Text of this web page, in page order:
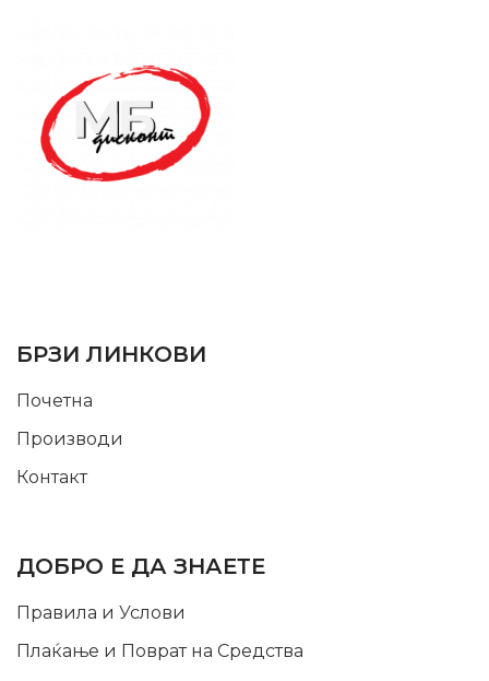
БРЗИ ЛИНКОВИ
Почетна
Производи
Контакт
ДОБРО Е ДА ЗНАЕТЕ
Правила и Услови
Плаќање и Поврат на Средства